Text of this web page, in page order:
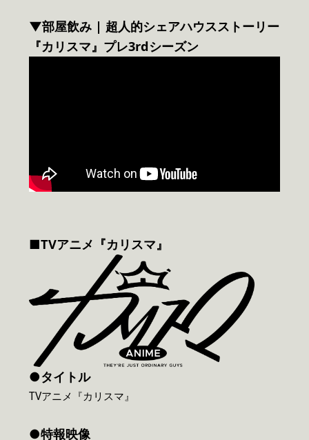
▼部屋飲み | 超人的シェアハウスストーリー
『カリスマ』プレ3rdシーズン
■TVアニメ『カリスマ』
●タイトル
TVアニメ『カリスマ』
●特報映像